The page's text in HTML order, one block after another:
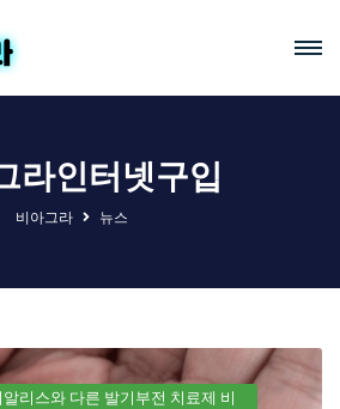
라인터넷구입
비아그라 뉴스
알리스와 다른 발기부전 치료제 비